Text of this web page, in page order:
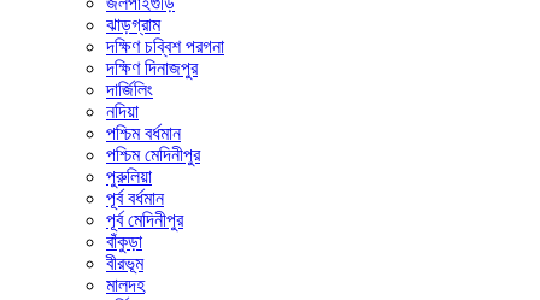
ঝাড়গ্রাম
দক্ষিণ চব্বিশ পরগনা
দক্ষিণ দিনাজপুর
দার্জিলিং
নদিয়া
পশ্চিম বর্ধমান
পশ্চিম মেদিনীপুর
পুরুলিয়া
পূর্ব বর্ধমান
পূর্ব মেদিনীপুর
বাঁকুড়া
বীরভূম
মালদহ